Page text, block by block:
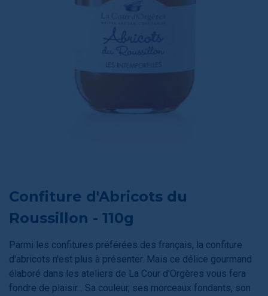
Confiture d'Abricots du
Roussillon - 110g
Parmi les confitures préférées des français, la confiture
d'abricots n'est plus à présenter. Mais ce délice gourmand
élaboré dans les ateliers de La Cour d'Orgères vous fera
fondre de plaisir... Sa couleur, ses morceaux fondants, son